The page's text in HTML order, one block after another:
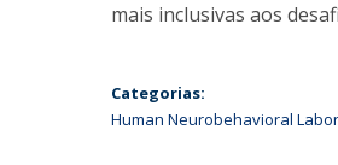
mais inclusivas aos
Categorias:
Human Neurobehavioral